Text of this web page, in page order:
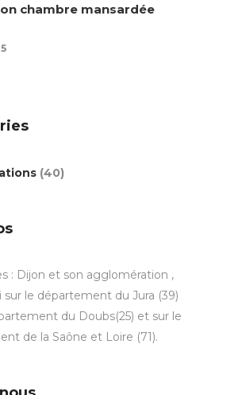
chambre mansardée
(40)
: Dijon et son agglomération ,
sur le département du Jura (39)
du Doubs(25) et sur le
de la Saône et Loire (71).